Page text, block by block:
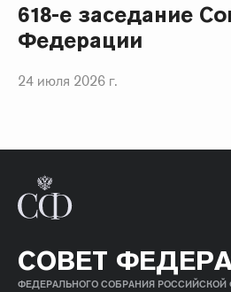
618-е заседание
Федерации
24 июля 2026 г.
СОВЕТ
ФЕДЕРАЛЬНОГО СОБРАНИЯ РОССИЙСКОЙ